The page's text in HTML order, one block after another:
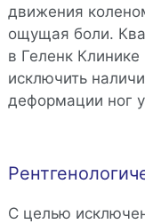
движения
ощущая боли.
в Геленк
исключить
деформации ног
С целью